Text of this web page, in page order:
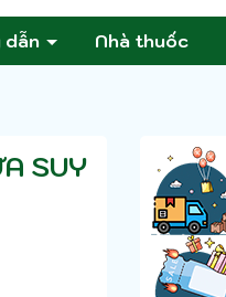
dẫn Nhà thuốc
SUY